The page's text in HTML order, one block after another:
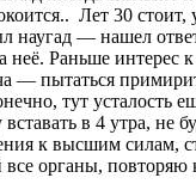
Лет 30
наугад — нашел
неё. Раньше
— пытаться
тут усталость
в 4 утра,
к высшим силам,
органы,